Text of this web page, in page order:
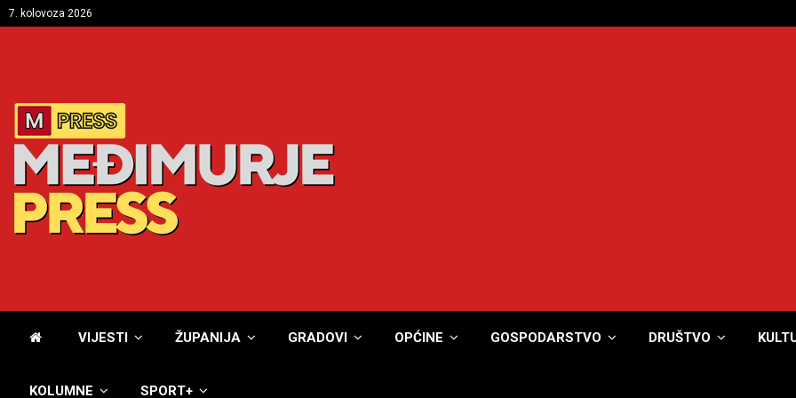
7. kolovoza 2026
VIJESTI ŽUPANIJA GRADOVI OPĆINE GOSPODARSTVO DRUŠTVO
KOLUMNE SPORT+